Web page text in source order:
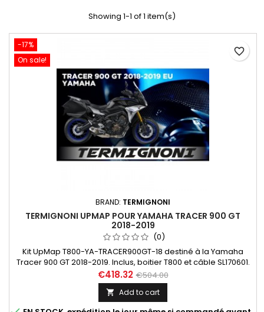
Showing 1-1 of 1 item(s)
-17%
On sale!
BRAND: TERMIGNONI
TERMIGNONI UPMAP POUR YAMAHA TRACER 900 GT
2018-2019
(0)
Kit UpMap T800-YA-TRACER900GT-18 destiné à la Yamaha
Tracer 900 GT 2018-2019. Inclus, boitier T800 et câble SL170601.
7 maps disponibles pour 7 configurations différentes. Dans la
rubrique "En Savoir Plus", découvrez ces maps et les
performances correspondantes illustrées par des données
précises mesurées au banc de puissance (mesures à la
€418.32 €504.00
 Add to cart
favorite_border